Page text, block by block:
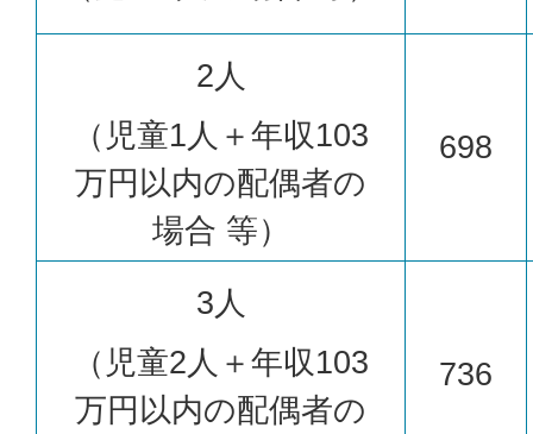
2人
（児童1人＋年収103
万円以内の配偶者の
場合 等）
698
3人
（児童2人＋年収103
万円以内の配偶者の
736